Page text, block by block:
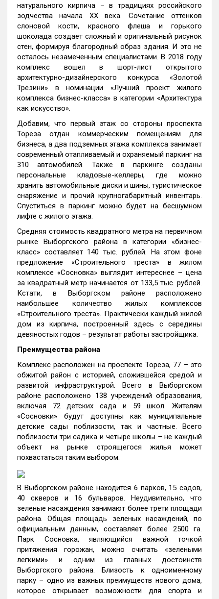
натурального кирпича – в традициях российского
зодчества начала XX века. Сочетание оттенков
слоновой кости, красного флеша и горького
шоколада создает сложный и оригинальный рисунок
стен, формируя благородный образ здания. И это не
осталось незамеченным специалистами. В 2018 году
комплекс вошел в шорт-лист открытого
архитектурно-дизайнерского конкурса «Золотой
Трезини» в номинации «Лучший проект жилого
комплекса бизнес-класса» в категории «Архитектура
как искусство».
Добавим, что первый этаж со стороны проспекта
Тореза отдан коммерческим помещениям для
бизнеса, а два подземных этажа комплекса занимает
современный отапливаемый и охраняемый паркинг на
310 автомобилей. Также в паркинге созданы
персональные кладовые-келлеры, где можно
хранить автомобильные диски и шины, туристическое
снаряжение и прочий крупногабаритный инвентарь.
Спуститься в паркинг можно будет на бесшумном
лифте с жилого этажа.
Средняя стоимость квадратного метра на первичном
рынке Выборгского района в категории «бизнес-
класс» составляет 140 тыс. рублей. На этом фоне
предложение «Строительного треста» в жилом
комплексе «Сосновка» выглядит интереснее – цена
за квадратный метр начинается от 133,5 тыс. рублей.
Кстати, в Выборгском районе расположено
наибольшее количество жилых комплексов
«Строительного треста». Практически каждый жилой
дом из кирпича, построенный здесь с середины
девяностых годов – результат работы застройщика.
Преимущества района
Комплекс расположен на проспекте Тореза, 77 – это
обжитой район с историей, сложившейся средой и
развитой инфраструктурой. Всего в Выборгском
районе расположено 138 учреждений образования,
включая 72 детских сада и 59 школ. Жителям
«Сосновки» будут доступны как муниципальные
детские сады поблизости, так и частные. Всего
поблизости три садика и четыре школы – не каждый
объект на рынке строящегося жилья может
похвастаться таким выбором.
В Выборгском районе находится 6 парков, 15 садов,
40 скверов и 16 бульваров. Неудивительно, что
зеленые насаждения занимают более трети площади
района. Общая площадь зеленых насаждений, по
официальным данным, составляет более 2500 га.
Парк Сосновка, являющийся важной точкой
притяжения горожан, можно считать «зелеными
легкими» и одним из главных достоинств
Выборгского района. Близость к одноименному
парку – одно из важных преимуществ нового дома,
которое открывает возможности для спорта и